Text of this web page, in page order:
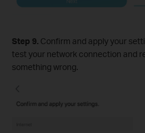
Step 9. Confirm and apply your
test your network connection and
something wrong.